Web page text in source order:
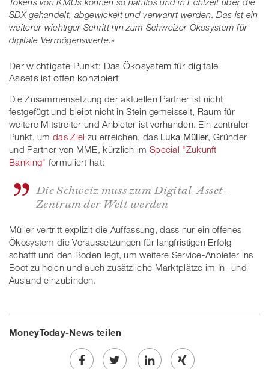
SDX gehandelt, abgewickelt und verwahrt werden. Das ist ein
weiterer wichtiger Schritt hin zum Schweizer Ökosystem für
digitale Vermögenswerte.»
Der wichtigste Punkt: Das Ökosystem für digitale
Assets ist offen konzipiert
Die Zusammensetzung der aktuellen Partner ist nicht
festgefügt und bleibt nicht in Stein gemeisselt, Raum für
weitere Mitstreiter und Anbieter ist vorhanden. Ein zentraler
Punkt, um das Ziel zu erreichen, das Luka Müller, Gründer
und Partner von MME, kürzlich im Special "Zukunft
Banking" formuliert hat:
Die Schweiz muss zum Digital-Asset-
Zentrum der Welt werden
Müller vertritt explizit die Auffassung, dass nur ein offenes
Ökosystem die Voraussetzungen für langfristigen Erfolg
schafft und den Boden legt, um weitere Service-Anbieter ins
Boot zu holen und auch zusätzliche Marktplätze im In- und
Ausland einzubinden.
MoneyToday-News teilen